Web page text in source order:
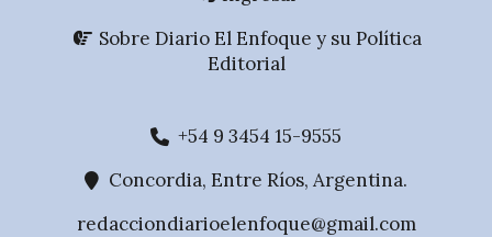
Sobre Diario El Enfoque y su Política
Editorial
+54 9 3454 15-9555
Concordia, Entre Ríos, Argentina.
redacciondiarioelenfoque@gmail.com